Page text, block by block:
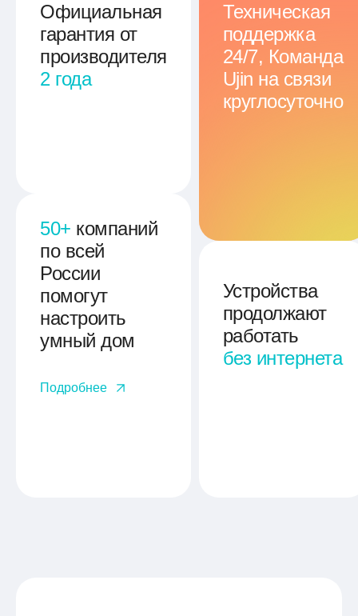
Официальная
гарантия от
производителя
2 года
50+ компаний
по всей
России
помогут
настроить
умный дом
Подробнее
Техническая
поддержка
24/7, Команда
Ujin на связи
круглосуточно
Устройства
продолжают
работать
без интернета